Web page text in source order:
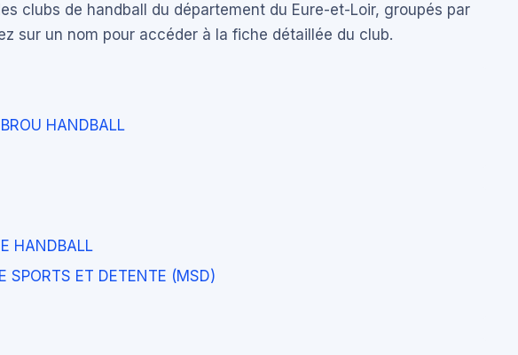
clubs de handball du département du Eure-et-Loir, groupés par
sur un nom pour accéder à la fiche détaillée du club.
HANDBALL
HANDBALL
SPORTS ET DETENTE (MSD)